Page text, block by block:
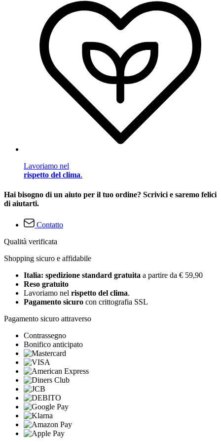
Lavoriamo nel
rispetto del clima.
Hai bisogno di un aiuto per il tuo ordine? Scrivici e saremo felici
di aiutarti.
Contatto
Qualità verificata
Shopping sicuro e affidabile
Italia: spedizione standard gratuita a partire da € 59,90
Reso gratuito
Lavoriamo nel rispetto del clima.
Pagamento sicuro con crittografia SSL
Pagamento sicuro attraverso
Contrassegno
Bonifico anticipato